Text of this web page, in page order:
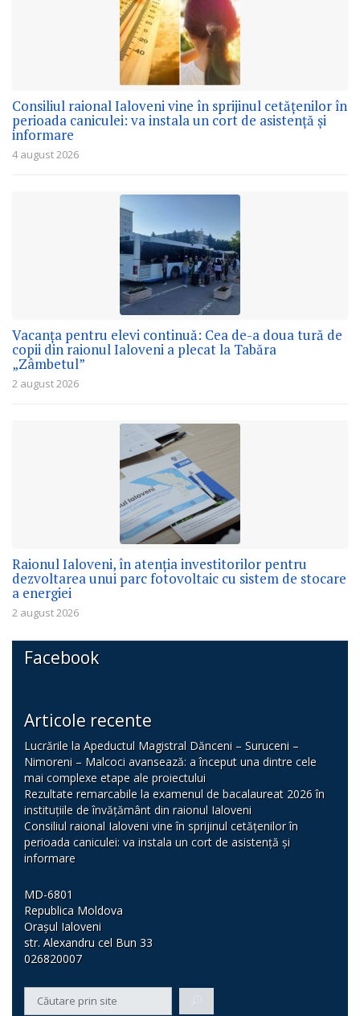
Consiliul raional Ialoveni vine în sprijinul cetățenilor în
perioada caniculei: va instala un cort de asistență și
informare
4 august 2026
Vacanța pentru elevi continuă: Cea de-a doua tură de
copii din raionul Ialoveni a plecat la Tabăra
„Zâmbetul”
2 august 2026
Raionul Ialoveni, în atenția investitorilor pentru
dezvoltarea unui parc fotovoltaic cu sistem de stocare
a energiei
2 august 2026
Facebook
Articole recente
Lucrările la Apeductul Magistral Dănceni – Suruceni –
Nimoreni – Malcoci avansează: a început una dintre cele
mai complexe etape ale proiectului
Rezultate remarcabile la examenul de bacalaureat 2026 în
instituțiile de învățământ din raionul Ialoveni
Consiliul raional Ialoveni vine în sprijinul cetățenilor în
perioada caniculei: va instala un cort de asistență și
informare
MD-6801
Republica Moldova
Orașul Ialoveni
str. Alexandru cel Bun 33
026820007